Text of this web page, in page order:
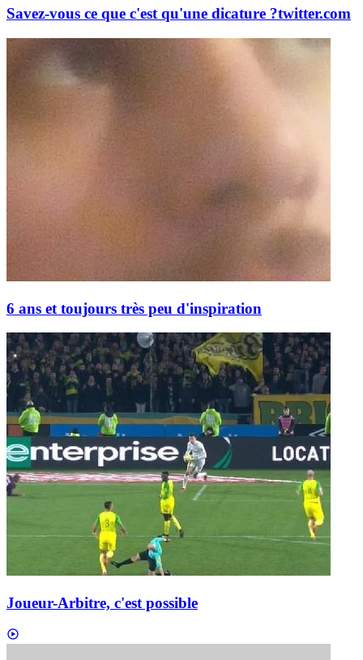
Savez-vous ce que c'est qu'une dicature ?twitter.com
6 ans et toujours très peu d'inspiration
Joueur-Arbitre, c'est possible